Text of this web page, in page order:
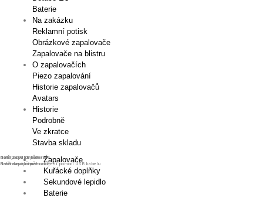
Baterie
Na zakázku
Reklamní potisk
Obrázkové zapalovače
Zapalovače na blistru
O zapalovačích
Piezo zapalování
Historie zapalovačů
Avatars
Historie
Podrobně
Ve zkratce
Stavba skladu
Nabíjecí USB baterie
Novinka - přímé nabíjení pomocí USB kabelu
Nové zapalovače
Nové zapalovače
Další nové zapalovače
Další nové zapalovačeZapalovače
Kuřácké doplňky
Sekundové lepidlo
Baterie